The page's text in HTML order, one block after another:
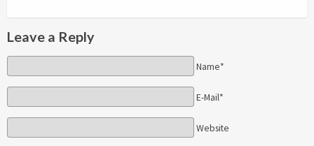
Leave a Reply
Name*
E-Mail*
Website